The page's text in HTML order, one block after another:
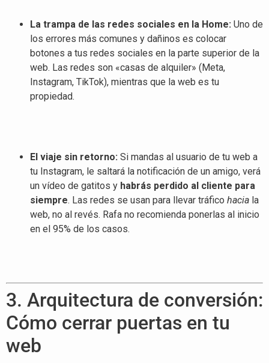
La trampa de las redes sociales en la Home: Uno de
los errores más comunes y dañinos es colocar
botones a tus redes sociales en la parte superior de la
web. Las redes son «casas de alquiler» (Meta,
Instagram, TikTok), mientras que la web es tu
propiedad.
El viaje sin retorno: Si mandas al usuario de tu web a
tu Instagram, le saltará la notificación de un amigo, verá
un vídeo de gatitos y habrás perdido al cliente para
siempre. Las redes se usan para llevar tráfico hacia la
web, no al revés. Rafa no recomienda ponerlas al inicio
en el 95% de los casos.
3. Arquitectura de conversión:
Cómo cerrar puertas en tu
web